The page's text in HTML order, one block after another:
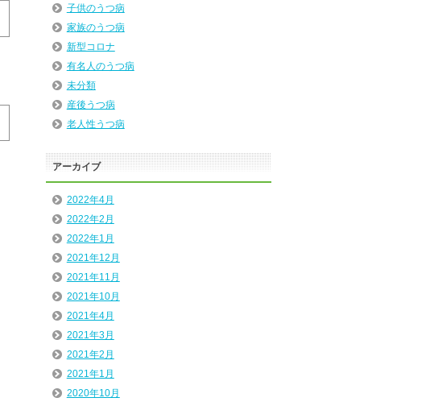
子供のうつ病
家族のうつ病
新型コロナ
有名人のうつ病
未分類
産後うつ病
老人性うつ病
アーカイブ
2022年4月
2022年2月
2022年1月
2021年12月
2021年11月
2021年10月
2021年4月
2021年3月
2021年2月
2021年1月
2020年10月